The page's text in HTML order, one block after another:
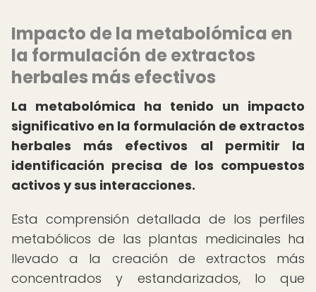
Impacto de la metabolómica en
la formulación de extractos
herbales más efectivos
La metabolómica ha tenido un impacto
significativo en la formulación de extractos
herbales más efectivos al permitir la
identificación precisa de los compuestos
activos y sus interacciones.
Esta comprensión detallada de los perfiles
metabólicos de las plantas medicinales ha
llevado a la creación de extractos más
concentrados y estandarizados, lo que